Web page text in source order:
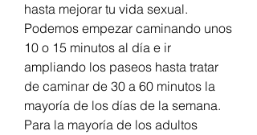
hasta mejorar tu vida sexual.
Podemos empezar caminando unos
10 o 15 minutos al día e ir
ampliando los paseos hasta tratar
de caminar de 30 a 60 minutos la
mayoría de los días de la semana.
Para la mayoría de los adultos